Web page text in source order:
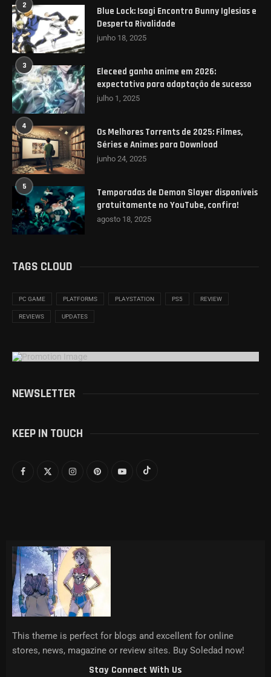
2
Blue Lock: Isagi Encontra Bunny Iglesias e
Desperta Rivalidade
junho 18, 2025
3
Eleceed ganha anime em 2026:
expectativa para adaptação de sucesso
julho 1, 2025
4
Os Melhores Torrents de 2025: Filmes,
Séries e Animes para Download
junho 24, 2025
5
Temporadas de Demon Slayer disponíveis
gratuitamente no YouTube, confira!
agosto 18, 2025
TAGS CLOUD
PC GAME PLATFORMS PLAYSTATION PS5 REVIEW
REVIEWS UPDATES
NEWSLETTER
KEEP IN TOUCH
This theme is perfect for blogs and excellent for online
stores, news, magazine or review sites. Buy Soledad now!
Stay Connect With Us